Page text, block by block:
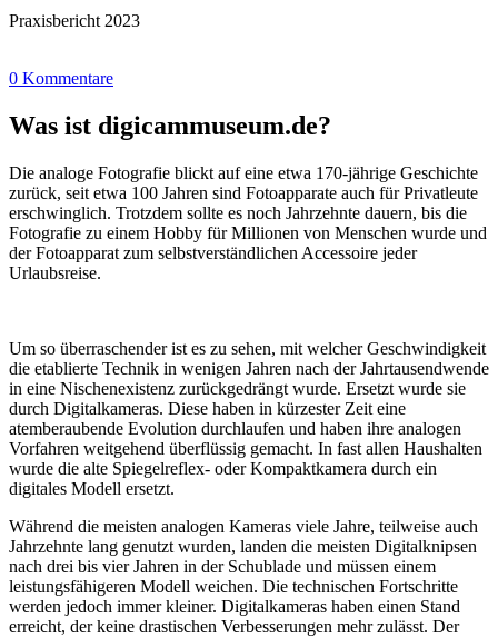
Praxisbericht 2023
0 Kommentare
Was ist digicammuseum.de?
Die analoge Fotografie blickt auf eine etwa 170-jährige Geschichte
zurück, seit etwa 100 Jahren sind Fotoapparate auch für Privatleute
erschwinglich. Trotzdem sollte es noch Jahrzehnte dauern, bis die
Fotografie zu einem Hobby für Millionen von Menschen wurde und
der Fotoapparat zum selbstverständlichen Accessoire jeder
Urlaubsreise.
Um so überraschender ist es zu sehen, mit welcher Geschwindigkeit
die etablierte Technik in wenigen Jahren nach der Jahrtausendwende
in eine Nischenexistenz zurückgedrängt wurde. Ersetzt wurde sie
durch Digitalkameras. Diese haben in kürzester Zeit eine
atemberaubende Evolution durchlaufen und haben ihre analogen
Vorfahren weitgehend überflüssig gemacht. In fast allen Haushalten
wurde die alte Spiegelreflex- oder Kompaktkamera durch ein
digitales Modell ersetzt.
Während die meisten analogen Kameras viele Jahre, teilweise auch
Jahrzehnte lang genutzt wurden, landen die meisten Digitalknipsen
nach drei bis vier Jahren in der Schublade und müssen einem
leistungsfähigeren Modell weichen. Die technischen Fortschritte
werden jedoch immer kleiner. Digitalkameras haben einen Stand
erreicht, der keine drastischen Verbesserungen mehr zulässt. Der